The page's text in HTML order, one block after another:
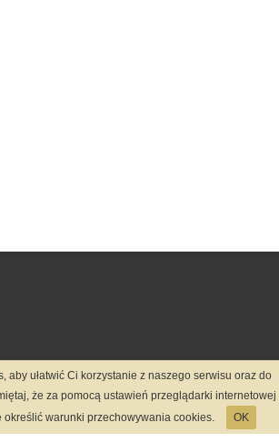
aby ułatwić Ci korzystanie z naszego serwisu oraz do
że za pomocą ustawień przeglądarki internetowej
określić warunki przechowywania cookies.
OK